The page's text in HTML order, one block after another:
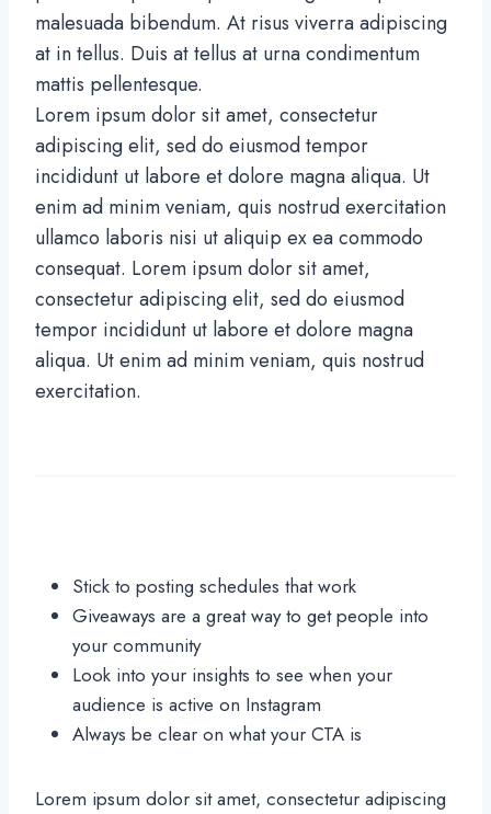
malesuada bibendum. At risus viverra adipiscing
at in tellus. Duis at tellus at urna condimentum
mattis pellentesque.
Lorem ipsum dolor sit amet, consectetur
adipiscing elit, sed do eiusmod tempor
incididunt ut labore et dolore magna aliqua. Ut
enim ad minim veniam, quis nostrud exercitation
ullamco laboris nisi ut aliquip ex ea commodo
consequat. Lorem ipsum dolor sit amet,
consectetur adipiscing elit, sed do eiusmod
tempor incididunt ut labore et dolore magna
aliqua. Ut enim ad minim veniam, quis nostrud
exercitation.
Stick to posting schedules that work
Giveaways are a great way to get people into
your community
Look into your insights to see when your
audience is active on Instagram
Always be clear on what your CTA is
Lorem ipsum dolor sit amet, consectetur adipiscing